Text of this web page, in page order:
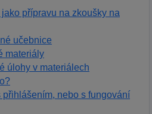
přípravu na zkoušky na
učebnice
materiály
úlohy v materiálech
přihlášením, nebo s fungování